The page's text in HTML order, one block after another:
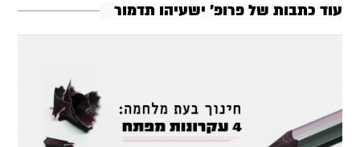
עוד כתבות של פרופ' ישעיהו תדמור